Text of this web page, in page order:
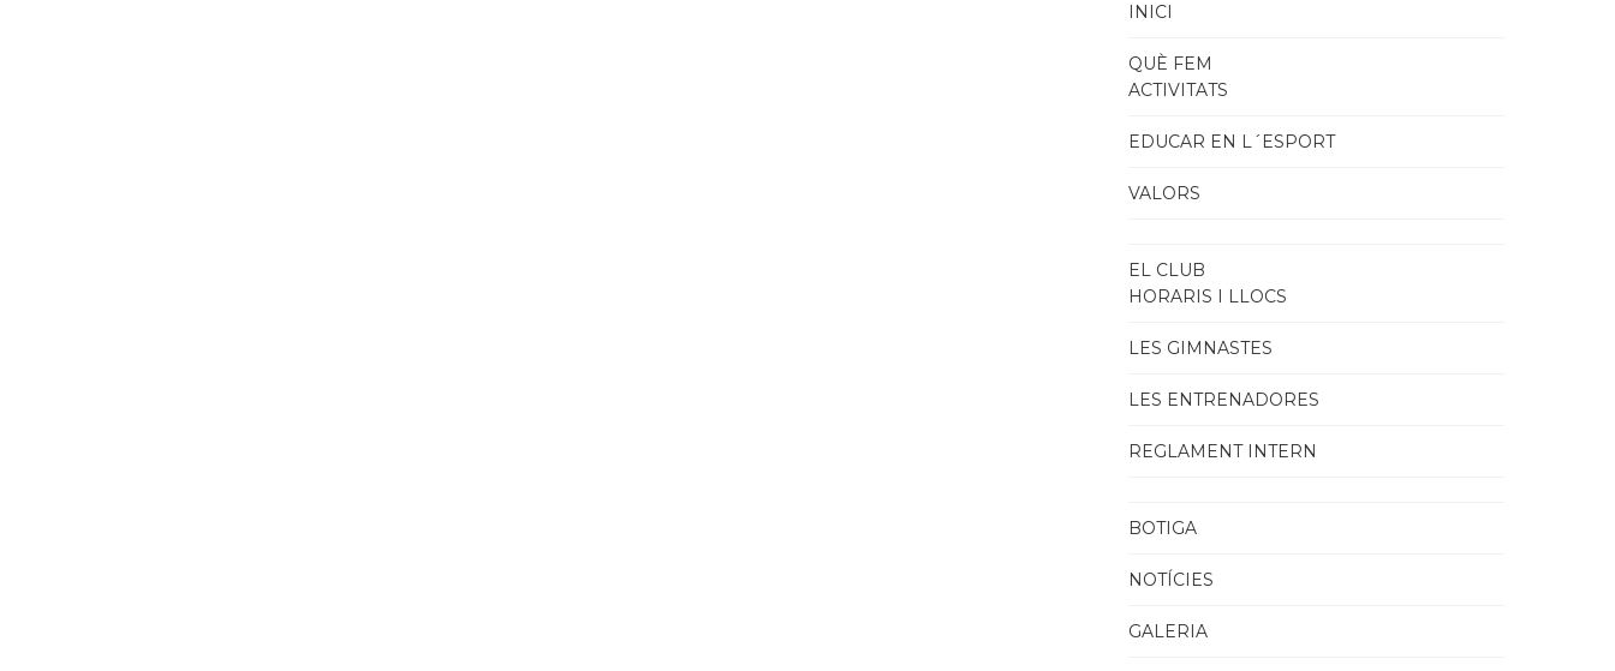
INICI
QUÈ FEM
ACTIVITATS
EDUCAR EN L´ESPORT
VALORS
EL CLUB
HORARIS I LLOCS
LES GIMNASTES
LES ENTRENADORES
REGLAMENT INTERN
BOTIGA
NOTÍCIES
GALERIA